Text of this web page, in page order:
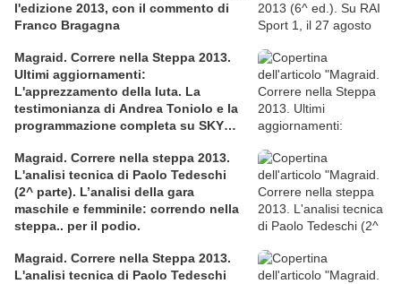
l'edizione 2013, con il commento di
Franco Bragagna
Magraid. Correre nella Steppa 2013.
Ultimi aggiornamenti:
L'apprezzamento della Iuta. La
testimonianza di Andrea Toniolo e la
programmazione completa su SKY
Magraid. Correre nella steppa 2013.
L'analisi tecnica di Paolo Tedeschi
(2^ parte). L’analisi della gara
maschile e femminile: correndo nella
steppa.. per il podio.
Magraid. Correre nella Steppa 2013.
L'analisi tecnica di Paolo Tedeschi